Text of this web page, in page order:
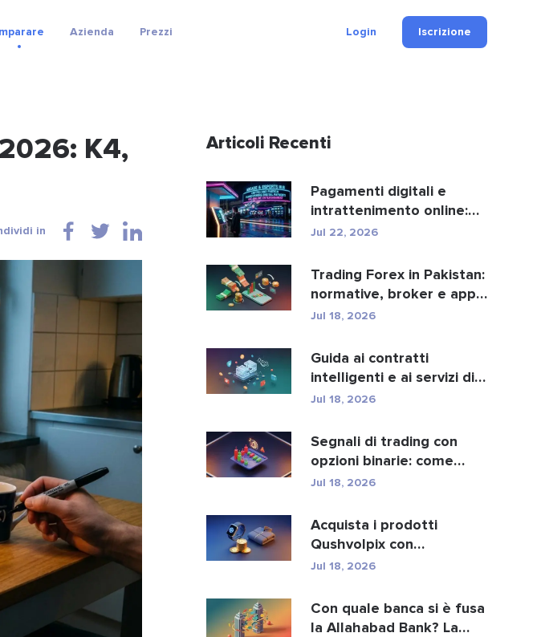
Azienda Prezzi Login Iscrizione
K4,
in
Articoli Recenti
Pagamenti digitali e
intrattenimento online:
ecco come crypto e fi...
Jul 22, 2026
Trading Forex in Pakistan:
normative, broker e app
di trading.
Jul 18, 2026
Guida ai contratti
intelligenti e ai servizi di
sviluppo di contra...
Jul 18, 2026
Segnali di trading con
opzioni binarie: come
funzionano e i rischi
Jul 18, 2026
Acquista i prodotti
Qushvolpix con
criptovalute: Bitcoin,
Jul 18, 2026
Con quale banca si è fusa
la Allahabad Bank? La